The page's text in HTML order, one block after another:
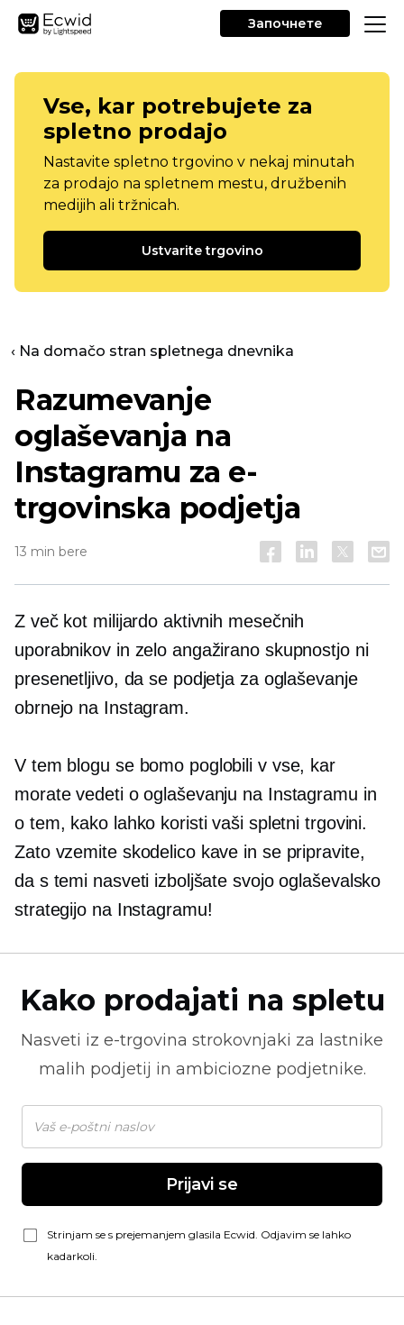
Започнете
Vse, kar potrebujete za
spletno prodajo
Nastavite spletno trgovino v nekaj minutah
za prodajo na spletnem mestu, družbenih
medijih ali tržnicah.
Ustvarite trgovino
‹ Na domačo stran spletnega dnevnika
Razumevanje
oglaševanja na
Instagramu za e-
trgovinska podjetja
13 min bere
Z več kot milijardo aktivnih mesečnih
uporabnikov in zelo angažirano skupnostjo ni
presenetljivo, da se podjetja za oglaševanje
obrnejo na Instagram.
V tem blogu se bomo poglobili v vse, kar
morate vedeti o oglaševanju na Instagramu in
o tem, kako lahko koristi vaši spletni trgovini.
Zato vzemite skodelico kave in se pripravite,
da s temi nasveti izboljšate svojo oglaševalsko
strategijo na Instagramu!
Kako prodajati na spletu
Nasveti iz e-trgovina strokovnjaki za lastnike
malih podjetij in ambiciozne podjetnike.
Prijavi se
Strinjam se s prejemanjem glasila Ecwid. Odjavim se lahko
kadarkoli.